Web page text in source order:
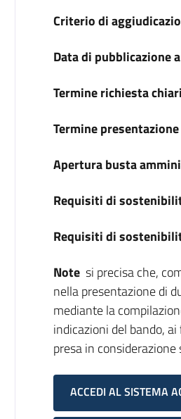
Criterio di
Data di pubblicazione
Termine richiesta
Termine
Apertura busta
Requisiti di
Requisiti di
Note si precisa che,
nella presentazione di
mediante la
indicazioni del bando,
presa in
ACCEDI AL SISTEMA